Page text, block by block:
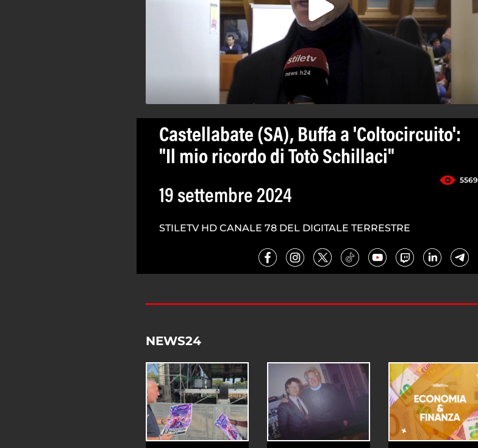
Castellabate (SA), Buffa a 'Coltocircuito':
"Il mio ricordo di Totò Schillaci"
5569
19 settembre 2024
STILETV HD CANALE 78 DEL DIGITALE TERRESTRE
NEWS24